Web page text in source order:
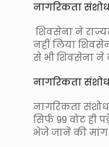
नागरिकता
शिवसेना ने
नहीं लिया
से भी शिवसेना ने
नागरिकता
नागरिकता
सिर्फ 99 वोट
भेजे जाने की मांग